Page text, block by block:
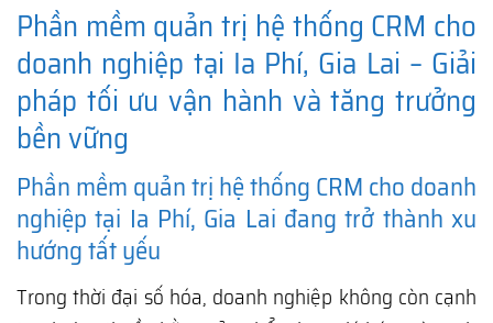
Phần mềm quản trị hệ thống CRM cho
doanh nghiệp tại Ia Phí, Gia Lai – Giải
pháp tối ưu vận hành và tăng trưởng
bền vững
Phần mềm quản trị hệ thống CRM cho doanh
nghiệp tại Ia Phí, Gia Lai đang trở thành xu
hướng tất yếu
Trong thời đại số hóa, doanh nghiệp không còn cạnh